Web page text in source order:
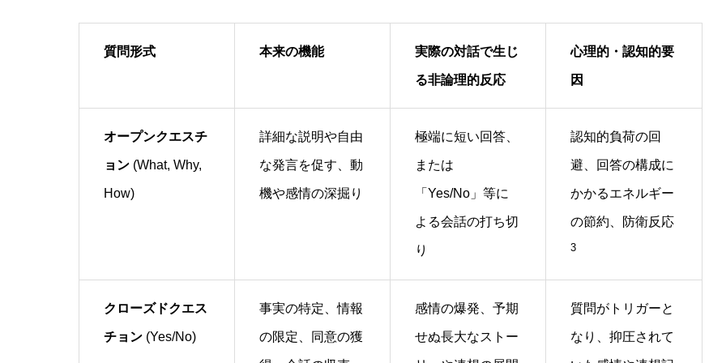
質問形式 本来の機能 実際の対話で生じ
る非論理的反応
心理的・認知的要
因
オープンクエスチ
ョン (What, Why,
How)
詳細な説明や自由
な発言を促す、動
機や感情の深掘り
極端に短い回答、
または
「Yes/No」等に
よる会話の打ち切
り
認知的負荷の回
避、回答の構成に
かかるエネルギー
の節約、防衛反応
3
クローズドクエス
チョン (Yes/No)
事実の特定、情報
の限定、同意の獲
感情の爆発、予期
せぬ長大なストー
質問がトリガーと
なり、抑圧されて